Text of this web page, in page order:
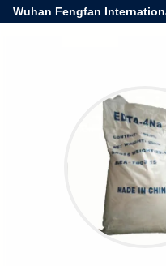
Wuhan Fengfan